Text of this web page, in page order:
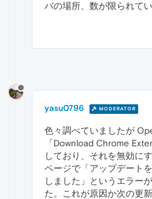
バの場所、数が限られて
yasu0796 MODERATOR
色々調べていましたが
「Download Chrome
しており、それを無効に
ページで「アップデート
しました」というエラー
た。これが原因か次の更